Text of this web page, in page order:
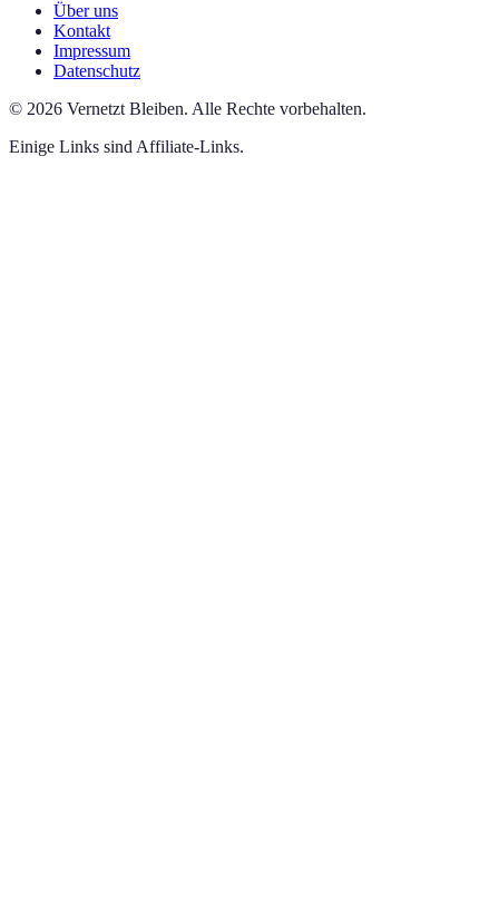
Über uns
Kontakt
Impressum
Datenschutz
© 2026 Vernetzt Bleiben. Alle Rechte vorbehalten.
Einige Links sind Affiliate-Links.